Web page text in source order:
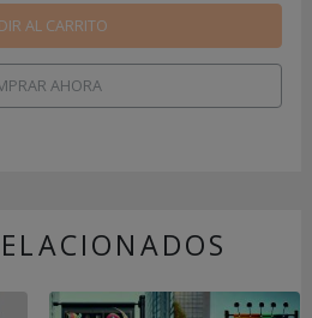
AL CARRITO
AHORA